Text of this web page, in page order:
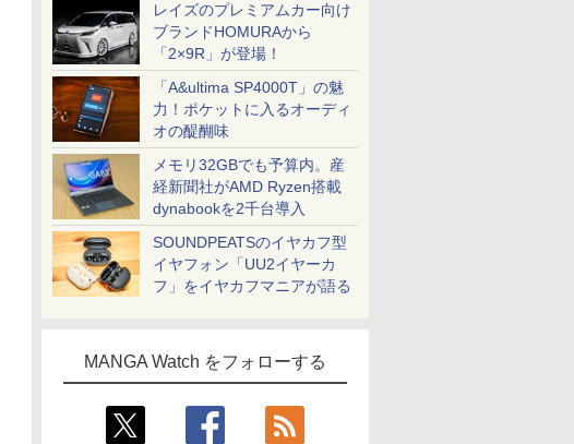
レイズのプレミアムカー向け
ブランドHOMURAから
「2×9R」が登場！
「A&ultima SP4000T」の魅
力！ポケットに入るオーディ
オの醍醐味
メモリ32GBでも予算内。産
経新聞社がAMD Ryzen搭載
dynabookを2千台導入
SOUNDPEATSのイヤカフ型
イヤフォン「UU2イヤーカ
フ」をイヤカフマニアが語る
MANGA Watch をフォローする